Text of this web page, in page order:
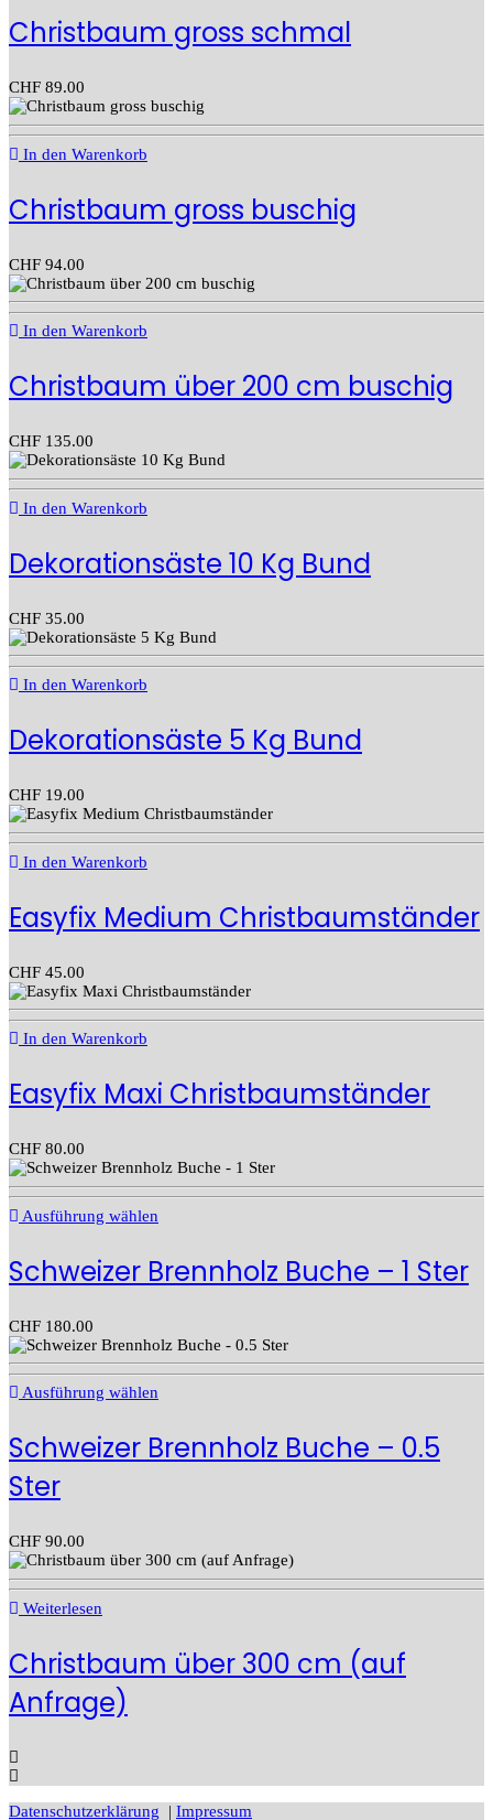
Christbaum gross schmal
CHF 89.00
In den Warenkorb
Christbaum gross buschig
CHF 94.00
In den Warenkorb
Christbaum über 200 cm buschig
CHF 135.00
In den Warenkorb
Dekorationsäste 10 Kg Bund
CHF 35.00
In den Warenkorb
Dekorationsäste 5 Kg Bund
CHF 19.00
In den Warenkorb
Easyfix Medium Christbaumständer
CHF 45.00
In den Warenkorb
Easyfix Maxi Christbaumständer
CHF 80.00
Ausführung wählen
Schweizer Brennholz Buche – 1 Ster
CHF 180.00
Ausführung wählen
Schweizer Brennholz Buche – 0.5
Ster
CHF 90.00
Weiterlesen
Christbaum über 300 cm (auf
Anfrage)
Datenschutzerklärung | Impressum